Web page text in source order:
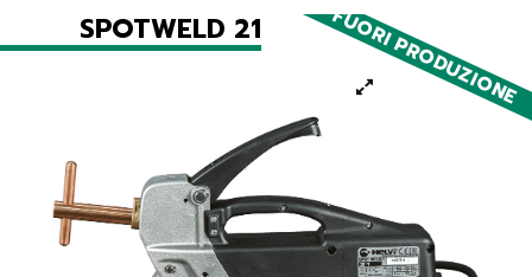
FUORI PRODUZIONE
SPOTWELD 21